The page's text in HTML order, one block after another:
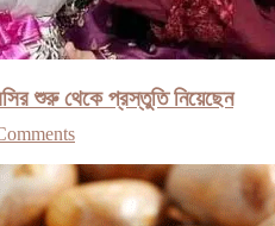
শুরু থেকে প্রস্তুতি নিয়েছেন